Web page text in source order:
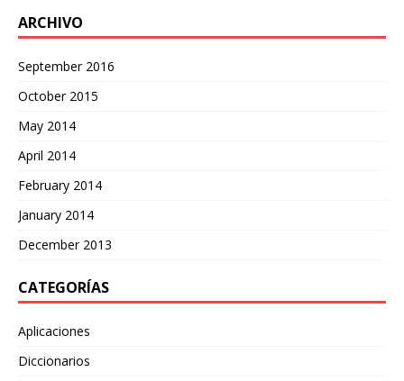
ARCHIVO
September 2016
October 2015
May 2014
April 2014
February 2014
January 2014
December 2013
CATEGORÍAS
Aplicaciones
Diccionarios